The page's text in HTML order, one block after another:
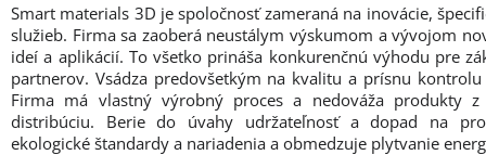
Smart materials 3D je spoločnosť zameraná na inovácie,
služieb. Firma sa zaoberá neustálym výskumom a vývojom
ideí a aplikácií. To všetko prináša konkurenčnú výhodu pre
partnerov. Vsádza predovšetkým na kvalitu a prísnu
Firma má vlastný výrobný proces a nedováža produkty
distribúciu. Berie do úvahy udržateľnosť a dopad na
ekologické štandardy a nariadenia a obmedzuje plytvanie